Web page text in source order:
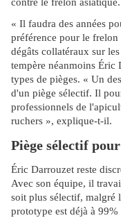
« Il faudra des années
préférence pour le frelon
dégâts collatéraux sur
tempère néanmoins Éric
types de pièges. « Un
d'un piège sélectif. Il
professionnels de
ruchers », explique-t-il.
Piège sélectif
Éric Darrouzet reste
Avec son équipe, il
soit plus sélectif, malgré
prototype est déjà à